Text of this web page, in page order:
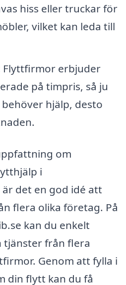
hiss eller truckar för
vilket kan leda till
Flyttfirmor erbjuder
på timpris, så ju
hjälp, desto
om
i
det en god idé att
flera olika företag. På
kan du enkelt
tjänster från flera
Genom att fylla i
din flytt kan du få